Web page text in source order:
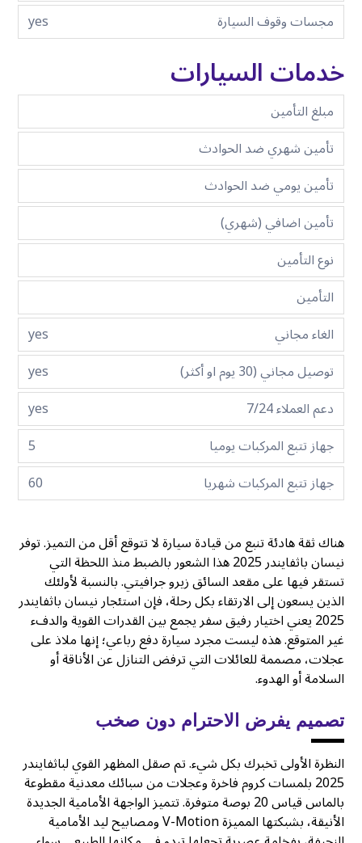
مجسات وقوف السيارة
yes
خدمات السيارات
مبلغ التأمين
تأمين شهري ضد الحوادث
تأمين يومي ضد الحوادث
تأمين اضافي (شهري)
نوع التأمين
التأمين
الغاء مجاني
yes
توصيل مجاني (30 يوم او أكثر)
yes
دعم العملاء 7/24
yes
جهاز تتبع المركبات يوميا
5
جهاز تتبع المركبات شهريا
60
هناك ثقة هادئة تنبع من قيادة سيارة لا تتوقع أقل من التميز. توفر
نيسان باثفايندر 2025 هذا الشعور بالضبط منذ اللحظة التي
تستقر فيها على مقعد السائق زيرو جرافيتي. بالنسبة لأولئك
الذين يسعون إلى الارتقاء بكل رحلة، فإن استئجار نيسان باثفايندر
2025 يعني اختيار رفيق سفر يجمع بين القدرات القوية والدفء
غير المتوقع. هذه ليست مجرد سيارة دفع رباعي؛ إنها ملاذ على
عجلات، مصممة للعائلات التي ترفض التنازل عن الأناقة أو
السلامة أو الهدوء.
تصميم يفرض الاحترام دون صخب
النظرة الأولى تخبرك بكل شيء. تم صقل المظهر القوي لباثفايندر
2025 بلمسات كروم فاخرة وعجلات من سبائك معدنية مقطوعة
بالماس قياس 20 بوصة متوفرة. تتميز الواجهة الأمامية الجديدة
الأنيقة، بشبكتها المميزة V-Motion ومصابيح ليد الأمامية